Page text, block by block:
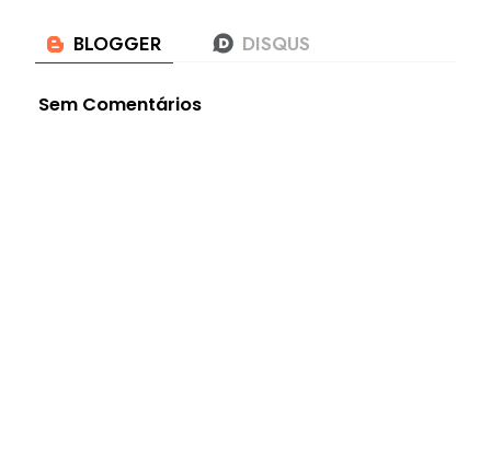
Sem Comentários